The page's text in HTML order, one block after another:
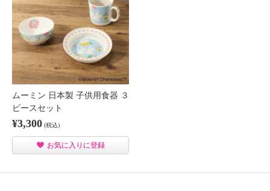
ムーミン 日本製 子供用食器 ３
ピースセット
¥3,300 (税込)
お気に入りに登録